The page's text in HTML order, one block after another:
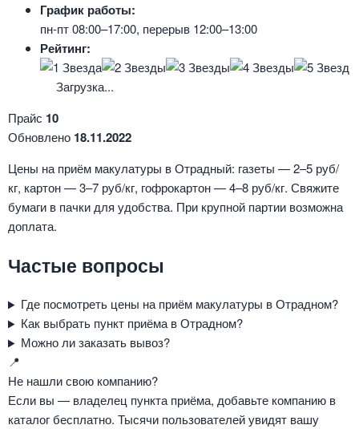
График работы:
пн-пт 08:00–17:00, перерыв 12:00–13:00
Рейтинг:
Загрузка...
Прайс 10
Обновлено 18.11.2022
Цены на приём макулатуры в Отрадный: газеты — 2–5 руб/
кг, картон — 3–7 руб/кг, гофрокартон — 4–8 руб/кг. Свяжите
бумаги в пачки для удобства. При крупной партии возможна
доплата.
Частые вопросы
Где посмотреть цены на приём макулатуры в Отрадном?
Как выбрать пункт приёма в Отрадном?
Можно ли заказать вывоз?
📍
Не нашли свою компанию?
Если вы — владелец пункта приёма, добавьте компанию в
каталог бесплатно. Тысячи пользователей увидят вашу